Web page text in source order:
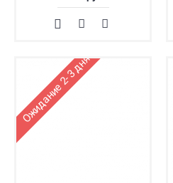
Ожидание 2-3 дня